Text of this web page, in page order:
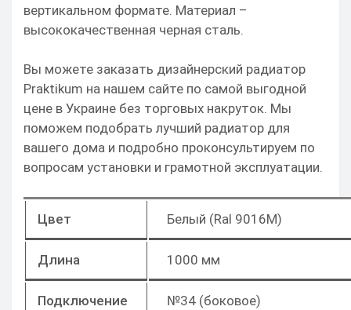
вертикальном формате. Материал –
высококачественная черная сталь.
Вы можете заказать дизайнерский радиатор
Praktikum на нашем сайте по самой выгодной
цене в Украине без торговых накруток. Мы
поможем подобрать лучший радиатор для
вашего дома и подробно проконсультируем по
вопросам установки и грамотной эксплуатации.
Цвет Белый (Ral 9016M)
Длина 1000 мм
Подключение №34 (боковое)